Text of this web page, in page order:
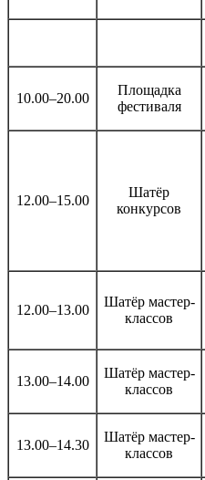
10.00–20.00
Площадка
фестиваля
12.00–15.00
Шатёр
конкурсов
12.00–13.00
Шатёр мастер-
классов
13.00–14.00
Шатёр мастер-
классов
13.00–14.30
Шатёр мастер-
классов